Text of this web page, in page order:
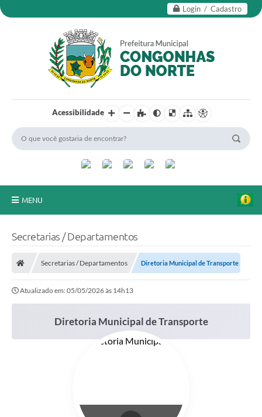
Login / Cadastro
Acessibilidade
MENU
Legislação
Carta de Serviços
Secretarias / Departamentos
Secretarias / Departamentos Diretoria Municipal de Transporte
Atualizado em: 05/05/2026 às 14h13
Diretoria Municipal de Transporte